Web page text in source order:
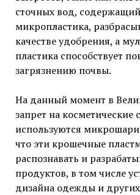
сточных вод,
микропластика,
качестве удобрения, а
пластика способствует
загрязнению почвы.
На данный момент в
запрет на косметические
используются
что эти крошечные
распознавать и
продуктов, в том числе
дизайна одежды и